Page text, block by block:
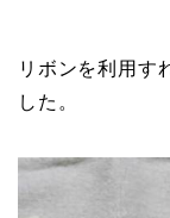
リボンを利用す
した。